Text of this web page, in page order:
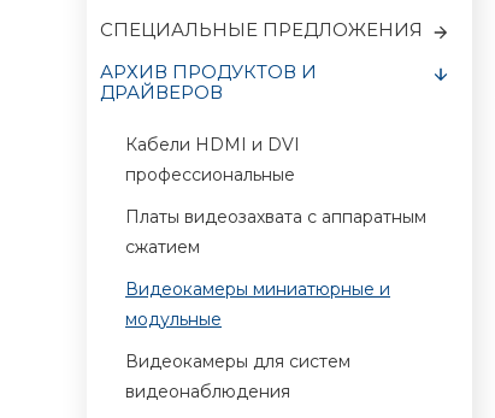
CПЕЦИАЛЬНЫЕ ПРЕДЛОЖЕНИЯ
АРХИВ ПРОДУКТОВ И
ДРАЙВЕРОВ
Кабели HDMI и DVI
профессиональные
Платы видеозахвата с аппаратным
сжатием
Видеокамеры миниатюрные и
модульные
Видеокамеры для систем
видеонаблюдения